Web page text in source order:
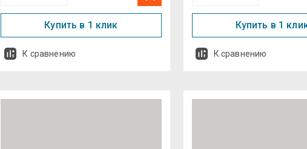
Купить в 1 клик
К сравнению
Купить в 1
К сравнению